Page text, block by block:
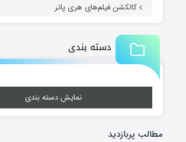
کالکشن فیلم‌های هری پاتر
دسته بندی
نمایش دسته بندی
مطالب پربازدید